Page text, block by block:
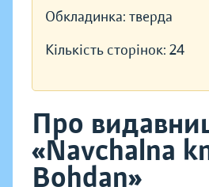
Обкладинка: тверда
Кількість сторінок: 24
Про
«Navchalna
Bohdan»